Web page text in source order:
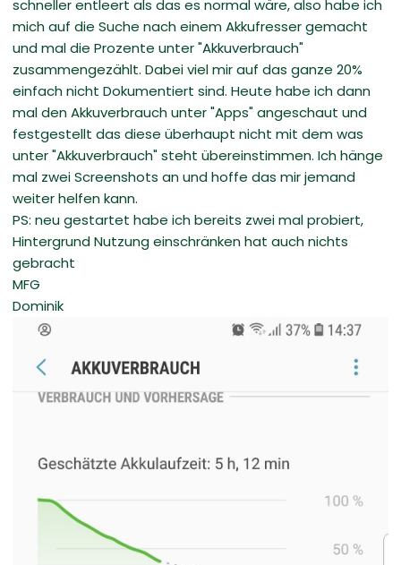
schneller entleert als das es normal wäre, also habe ich
mich auf die Suche nach einem Akkufresser gemacht
und mal die Prozente unter "Akkuverbrauch"
zusammengezählt. Dabei viel mir auf das ganze 20%
einfach nicht Dokumentiert sind. Heute habe ich dann
mal den Akkuverbrauch unter "Apps" angeschaut und
festgestellt das diese überhaupt nicht mit dem was
unter "Akkuverbrauch" steht übereinstimmen. Ich hänge
mal zwei Screenshots an und hoffe das mir jemand
weiter helfen kann.
PS: neu gestartet habe ich bereits zwei mal probiert,
Hintergrund Nutzung einschränken hat auch nichts
gebracht
MFG
Dominik